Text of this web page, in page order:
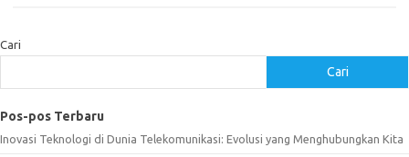
Cari
Cari
Pos-pos Terbaru
Inovasi Teknologi di Dunia Telekomunikasi: Evolusi yang Menghubungkan Kita